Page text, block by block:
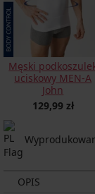
Męski
uciskowy MEN-A
John
129,99 zł
OPIS